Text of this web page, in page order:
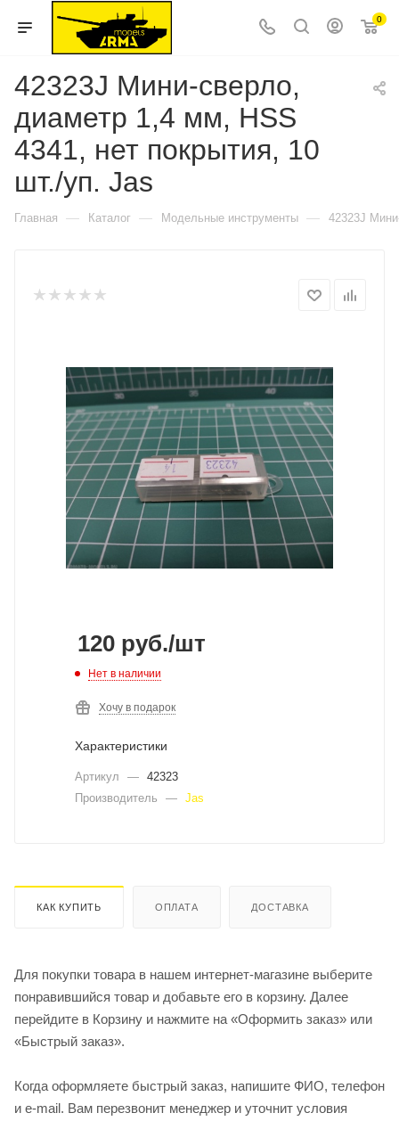
0
42323J Мини-сверло,
диаметр 1,4 мм, HSS
4341, нет покрытия, 10
шт./уп. Jas
Главная — Каталог — Модельные инструменты — 42323J
120 руб./шт
Нет в наличии
Хочу в подарок
Характеристики
Артикул — 42323
Производитель
— Jas
КАК КУПИТЬ ОПЛАТА ДОСТАВКА
Для покупки товара в нашем интернет-магазине выберите
понравившийся товар и добавьте его в корзину. Далее
перейдите в Корзину и нажмите на «Оформить заказ» или
«Быстрый заказ».
Когда оформляете быстрый заказ, напишите ФИО, телефон
и e-mail. Вам перезвонит менеджер и уточнит условия